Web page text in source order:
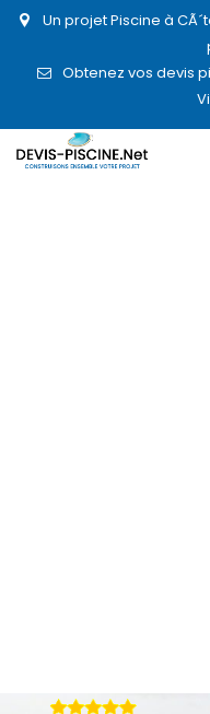
Un projet Piscine à
Obtenez vos devis